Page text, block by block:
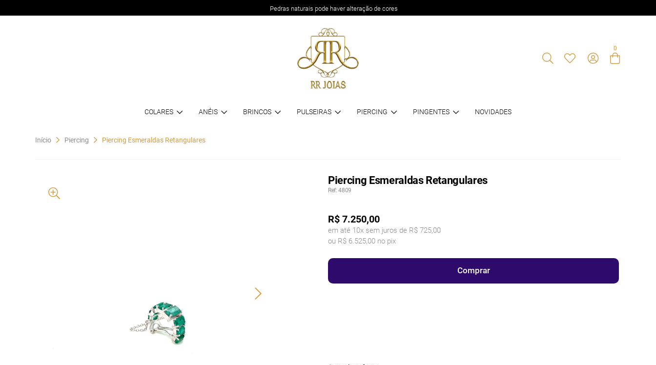
Criar nova conta
Pedras naturais pode haver alteração de cores
0
COLARES ANÉIS BRINCOS PULSEIRAS PIERCING PINGENTES NOVIDADES
Início Piercing Piercing Esmeraldas Retangulares
Piercing Esmeraldas Retangulares
Ref: 4809
R$ 7.250,00
em até 10x sem juros de R$ 725,00
ou R$ 6.525,00 no pix
Comprar